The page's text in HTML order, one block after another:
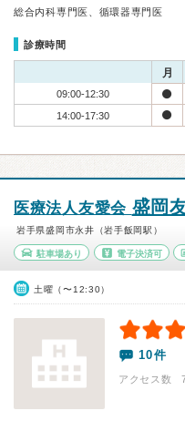
総合内科専門医、循環器専門医
診療時間
月
09:00-12:30
14:00-17:30
医療法人友愛会 盛岡
岩手県盛岡市永井（岩手飯岡駅）
駐車場あり 電子決済可
土曜（〜12:30）
10件
アクセス数